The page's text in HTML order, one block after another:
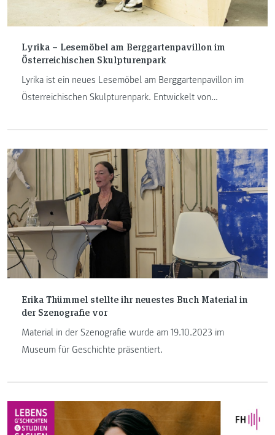
Lyrika – Lesemöbel am Berggartenpavillon im
Österreichischen Skulpturenpark
Lyrika ist ein neues Lesemöbel am Berggartenpavillon im
Österreichischen Skulpturenpark. Entwickelt von
zum Lesen, Verweilen und Austausch ein.
Erika Thümmel stellte ihr neuestes Buch Material in
der Szenografie vor
Material in der Szenografie wurde am 19.10.2023 im
Museum für Geschichte präsentiert.